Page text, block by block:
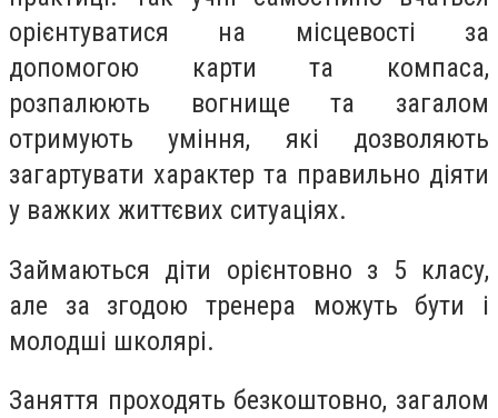
орієнтуватися на місцевості за
допомогою карти та компаса,
розпалюють вогнище та загалом
отримують уміння, які дозволяють
загартувати характер та правильно діяти
у важких життєвих ситуаціях.
Займаються діти орієнтовно з 5 класу,
але за згодою тренера можуть бути і
молодші школярі.
Заняття проходять безкоштовно, загалом